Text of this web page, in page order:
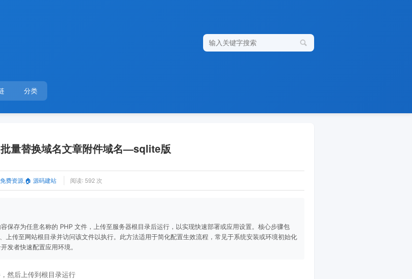
搜
索
分类
量替换域名文章附件域名—sqlite版
费资源 🏠 源码建站 阅读: 592 次
保存为任意名称的 PHP 文件，上传至服务器根目录后运行，以实现快速部署或应用设置。核心步骤包
上传至网站根目录并访问该文件以执行。此方法适用于简化配置生效流程，常见于系统安装或环境初始化
发者快速配置应用环境。
然后上传到根目录运行